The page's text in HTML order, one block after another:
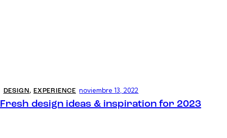
DESIGN , EXPERIENCE noviembre 13, 2022
Fresh design ideas & inspiration for 2023